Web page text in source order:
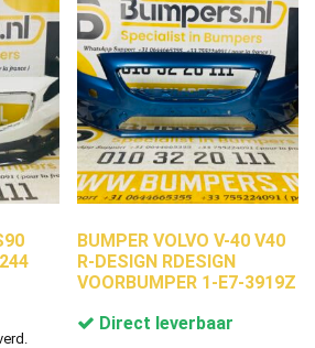
BUMPER VOLVO V-40 V40
R-DESIGN RDESIGN
VOORBUMPER 1-E7-3919Z
Direct leverbaar